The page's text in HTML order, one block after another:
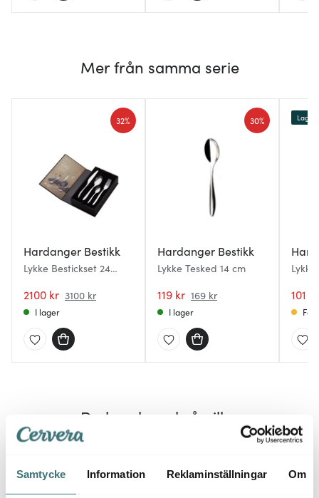
Samtycke Information Reklaminställningar Om
Mer från samma serie
Hardanger Bestikk
Lykke Bestickset 24
2100 kr 3100 kr
32%
I lager
Hardanger Bestikk
Lykke Tesked 14 cm
119 kr 169 kr
30%
I lager
101 kr
Få
Du kanske också gillar